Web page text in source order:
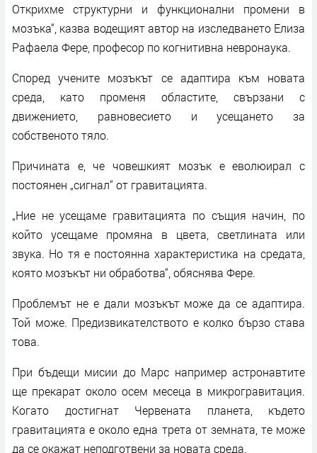
Открихме структурни и функционални промени в
мозъка“, казва водещият автор на изследването Елиза
Рафаела Фере, професор по когнитивна невронаука.
Според учените мозъкът се адаптира към новата
среда, като променя областите, свързани с
движението, равновесието и усещането за
собственото тяло.
Причината е, че човешкият мозък е еволюирал с
постоянен „сигнал“ от гравитацията.
„Ние не усещаме гравитацията по същия начин, по
който усещаме промяна в цвета, светлината или
звука. Но тя е постоянна характеристика на средата,
която мозъкът ни обработва“, обяснява Фере.
Проблемът не е дали мозъкът може да се адаптира.
Той може. Предизвикателството е колко бързо става
това.
При бъдещи мисии до Марс например астронавтите
ще прекарат около осем месеца в микрогравитация.
Когато достигнат Червената планета, където
гравитацията е около една трета от земната, те може
да се окажат неподготвени за новата среда.